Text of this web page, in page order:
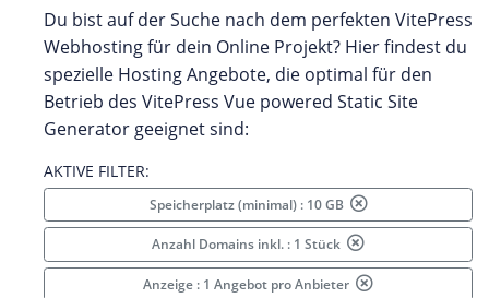
Du bist auf der Suche nach dem perfekten VitePress
Webhosting für dein Online Projekt? Hier findest du
spezielle Hosting Angebote, die optimal für den
Betrieb des VitePress Vue powered Static Site
Generator geeignet sind:
AKTIVE FILTER:
Speicherplatz (minimal) : 10 GB
Anzahl Domains inkl. : 1 Stück
Anzeige : 1 Angebot pro Anbieter